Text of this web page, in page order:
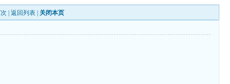
次 |返回列表 关闭本页